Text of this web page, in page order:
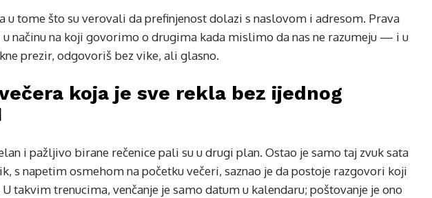
u tome što su verovali da prefinjenost dolazi s naslovom i adresom. Prava
načinu na koji govorimo o drugima kada mislimo da nas ne razumeju — i u
prezir, odgovoriš bez vike, ali glasno.
koja je sve rekla bez ijednog
i pažljivo birane rečenice pali su u drugi plan. Ostao je samo taj zvuk sata
s napetim osmehom na početku večeri, saznao je da postoje razgovori koji
takvim trenucima, venčanje je samo datum u kalendaru; poštovanje je ono